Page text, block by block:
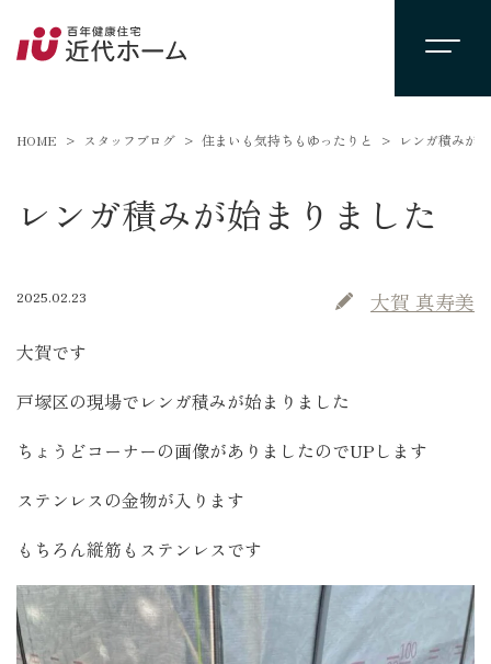
HOME スタッフブログ 住まいも気持ちもゆったりと レンガ積みが
レンガ積みが始まりました
2025.02.23 大賀 真寿美
大賀です
戸塚区の現場でレンガ積みが始まりました
ちょうどコーナーの画像がありましたのでUPします
ステンレスの金物が入ります
もちろん縦筋もステンレスです